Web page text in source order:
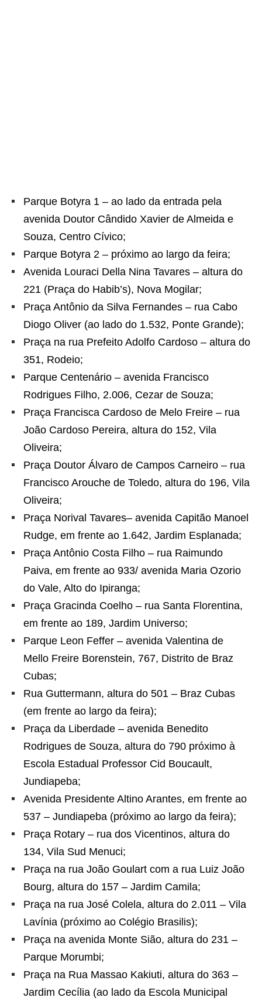
Parque Botyra 1 – ao lado da entrada pela
avenida Doutor Cândido Xavier de Almeida e
Souza, Centro Cívico;
Parque Botyra 2 – próximo ao largo da feira;
Avenida Louraci Della Nina Tavares – altura do
221 (Praça do Habib’s), Nova Mogilar;
Praça Antônio da Silva Fernandes – rua Cabo
Diogo Oliver (ao lado do 1.532, Ponte Grande);
Praça na rua Prefeito Adolfo Cardoso – altura do
351, Rodeio;
Parque Centenário – avenida Francisco
Rodrigues Filho, 2.006, Cezar de Souza;
Praça Francisca Cardoso de Melo Freire – rua
João Cardoso Pereira, altura do 152, Vila
Oliveira;
Praça Doutor Álvaro de Campos Carneiro – rua
Francisco Arouche de Toledo, altura do 196, Vila
Oliveira;
Praça Norival Tavares– avenida Capitão Manoel
Rudge, em frente ao 1.642, Jardim Esplanada;
­Praça Antônio Costa Filho – rua Raimundo
Paiva, em frente ao 933/ avenida Maria Ozorio
do Vale, Alto do Ipiranga;
Praça Gracinda Coelho – rua Santa Florentina,
em frente ao 189, Jardim Universo;
Parque Leon Feffer – avenida Valentina de
Mello Freire Borenstein, 767, Distrito de Braz
Cubas;
Rua Guttermann, altura do 501 – Braz Cubas
(em frente ao largo da feira);
Praça da Liberdade – avenida Benedito
Rodrigues de Souza, altura do 790 próximo à
Escola Estadual Professor Cid Boucault,
Jundiapeba;
Avenida Presidente Altino Arantes, em frente ao
537 – Jundiapeba (próximo ao largo da feira);
Praça Rotary – rua dos Vicentinos, altura do
134, Vila Sud Menuci;
Praça na rua João Goulart com a rua Luiz João
Bourg, altura do 157 – Jardim Camila;
Praça na rua José Colela, altura do 2.011 – Vila
Lavínia (próximo ao Colégio Brasilis);
Praça na avenida Monte Sião, altura do 231 –
Parque Morumbi;
Praça na Rua Massao Kakiuti, altura do 363 –
Jardim Cecília (ao lado da Escola Municipal